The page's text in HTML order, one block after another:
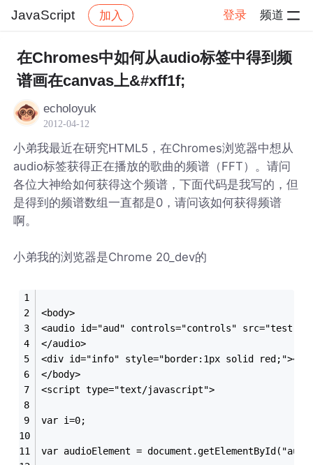
JavaScript 加入 登录 频道
社区 JavaScript 帖子详情
在Chromes中如何从audio标签中得到频
谱画在canvas上&#xff1f;
echoloyuk
2012-04-12
小弟我最近在研究HTML5，在Chromes浏览器中想从
audio标签获得正在播放的歌曲的频谱（FFT）。请问
各位大神给如何获得这个频谱，下面代码是我写的，但
是得到的频谱数组一直都是0，请问该如何获得频谱
啊。
小弟我的浏览器是Chrome 20_dev的
<body>
<audio id="aud" controls="controls"
</audio>
<div id="info" style="border:1px solid red;"></
</body>
<script type="text/javascript">
var i=0;
var audioElement =